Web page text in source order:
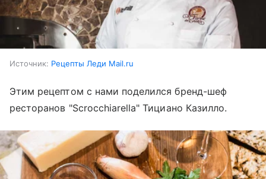
Источник: Рецепты Леди Mail.ru
Этим рецептом с нами поделился бренд-шеф
ресторанов "Scrocchiarella" Тициано Казилло.